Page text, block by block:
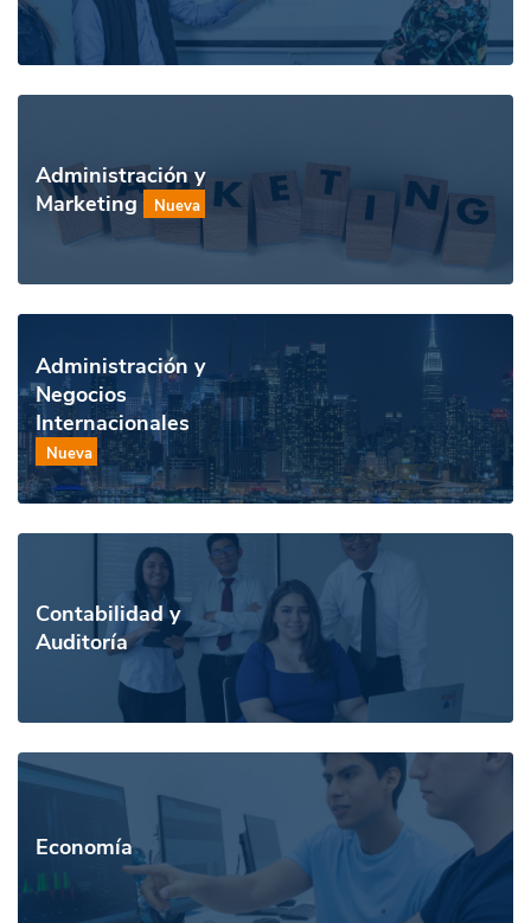
Administración y
Marketing
Nueva
Administración y
Negocios
Internacionales
Nueva
Contabilidad y
Auditoría
Economía